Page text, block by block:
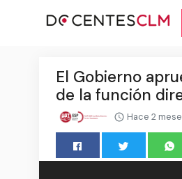
El Gobierno
de la función
Hace 2